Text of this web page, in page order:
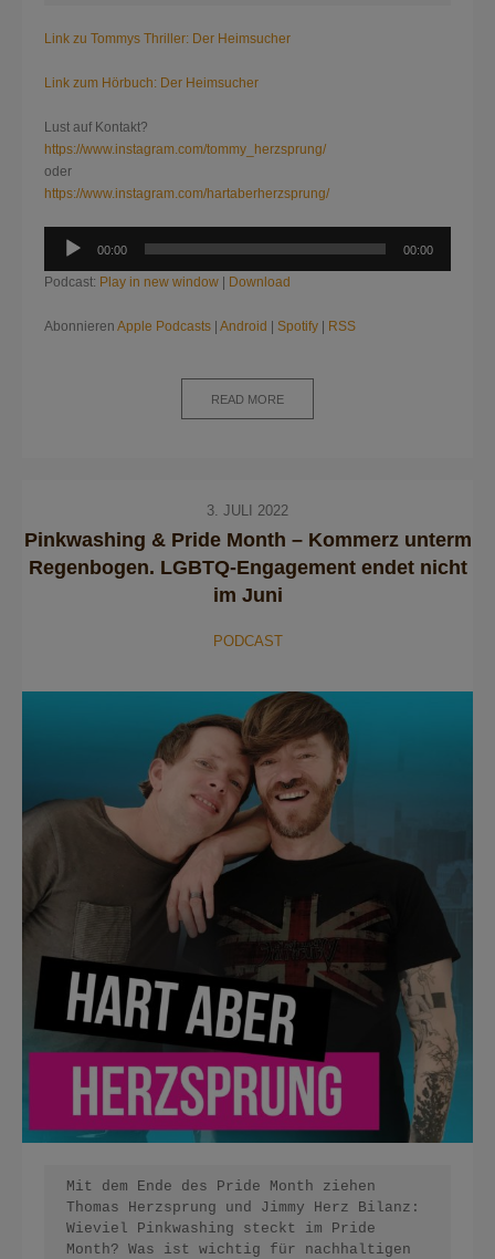
Link zu Tommys Thriller: Der Heimsucher
Link zum Hörbuch: Der Heimsucher
Lust auf Kontakt?
https://www.instagram.com/tommy_herzsprung/
oder
https://www.instagram.com/hartaberherzsprung/
Audio-
00:00 00:00
Podcast: Play in new window Download
Abonnieren Apple Podcasts Android Spotify RSS
READ MORE
3. JULI 2022
Pinkwashing & Pride Month – Kommerz unterm
Regenbogen. LGBTQ-Engagement endet nicht
im Juni
PODCAST
Mit dem Ende des Pride Month ziehen
Thomas Herzsprung und Jimmy Herz Bilanz:
Wieviel Pinkwashing steckt im Pride
Month? Was ist wichtig für nachhaltigen